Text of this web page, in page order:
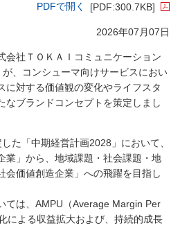
PDFで開く [PDF:300.7KB]
2026年07月07日
会社ＴＯＫＡＩコミュニケーション
、コンシューマ向けサービスにおい
に対する価値観の変化やライフスタ
なブランドコンセプトを策定しまし
た「中期経営計画2028」において、
業」から、地域課題・社会課題・地
会価値創造企業」への飛躍を目指し
ては、AMPU（Average Margin Per
による収益拡大および、持続的成長